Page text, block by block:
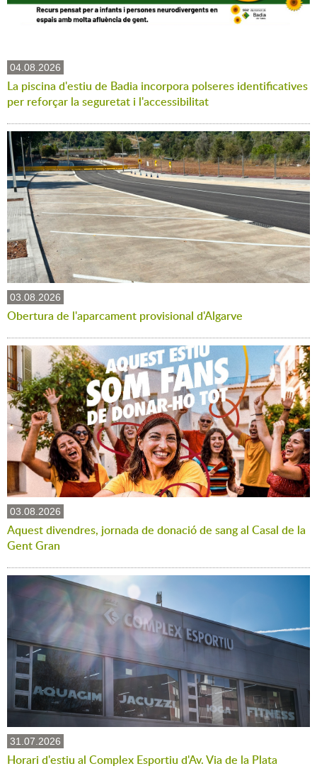
04.08.2026
La piscina d'estiu de Badia incorpora polseres identificatives
per reforçar la seguretat i l'accessibilitat
03.08.2026
Obertura de l'aparcament provisional d'Algarve
03.08.2026
Aquest divendres, jornada de donació de sang al Casal de la
Gent Gran
31.07.2026
Horari d'estiu al Complex Esportiu d'Av. Via de la Plata